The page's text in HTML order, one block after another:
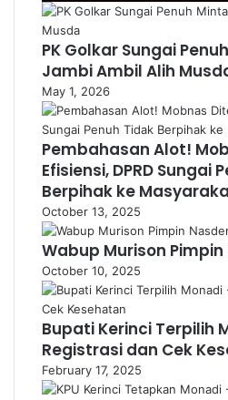
PK Golkar Sungai
Jambi Ambil Alih
May 1, 2026
Pembahasan Alot!
Efisiensi, DPRD Sungai
Berpihak ke
October 13, 2025
Wabup Murison
October 10, 2025
Bupati Kerinci Terpilih
Registrasi dan Cek
February 17, 2025